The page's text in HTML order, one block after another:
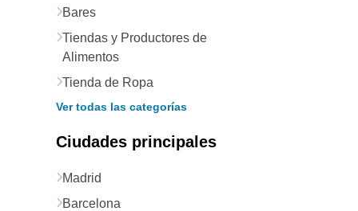
Bares
Tiendas y Productores de
Alimentos
Tienda de Ropa
Ver todas las categorías
Ciudades principales
Madrid
Barcelona